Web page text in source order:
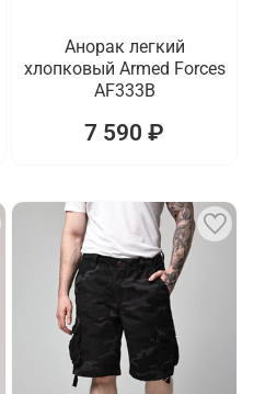
Анорак легкий
хлопковый Armed Forces
AF333B
7 590 ₽